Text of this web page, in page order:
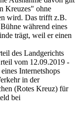
Kreuzes" ohne
wird. Das trifft z.B.
während eines
trägt, weil er einen
des Landgerichts
vom 12.09.2019 -
Internetshops
in der
(Rotes Kreuz) für
bei